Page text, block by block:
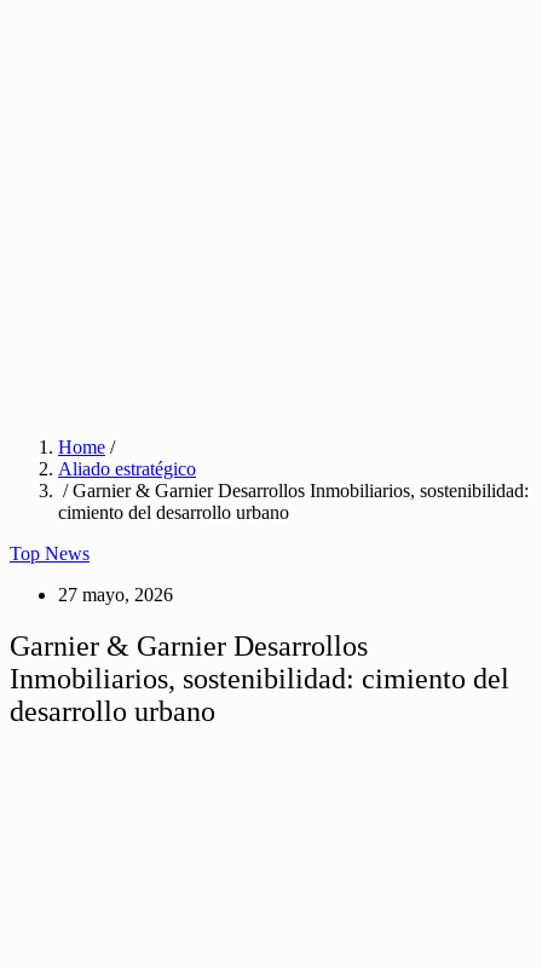
Home /
Aliado estratégico
/ Garnier & Garnier Desarrollos Inmobiliarios, sostenibilidad:
cimiento del desarrollo urbano
Top News
27 mayo, 2026
Garnier & Garnier Desarrollos
Inmobiliarios, sostenibilidad: cimiento del
desarrollo urbano